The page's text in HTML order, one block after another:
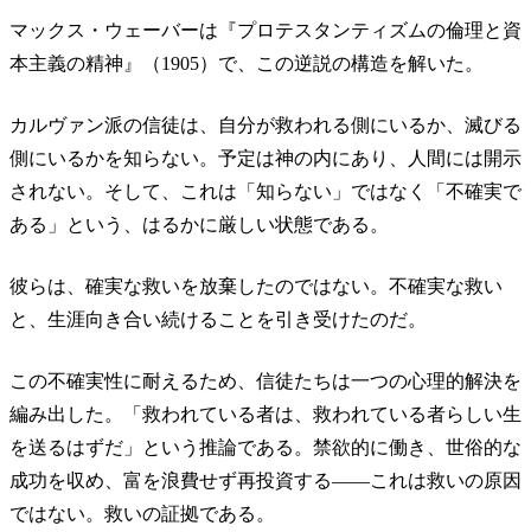
マックス・ウェーバーは『プロテスタンティズムの倫理と資
本主義の精神』（1905）で、この逆説の構造を解いた。
カルヴァン派の信徒は、自分が救われる側にいるか、滅びる
側にいるかを知らない。予定は神の内にあり、人間には開示
されない。そして、これは「知らない」ではなく「不確実で
ある」という、はるかに厳しい状態である。
彼らは、確実な救いを放棄したのではない。不確実な救い
と、生涯向き合い続けることを引き受けたのだ。
この不確実性に耐えるため、信徒たちは一つの心理的解決を
編み出した。「救われている者は、救われている者らしい生
を送るはずだ」という推論である。禁欲的に働き、世俗的な
成功を収め、富を浪費せず再投資する——これは救いの原因
ではない。救いの証拠である。